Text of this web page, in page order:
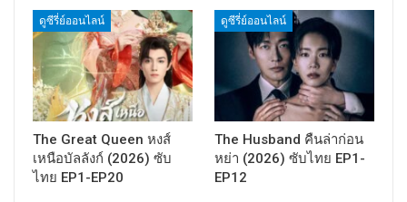
ดูซีรี่ย์ออนไลน์
The Great Queen หงส์
เหนือบัลลังก์ (2026) ซับ
ไทย EP1-EP20
ดูซีรี่ย์ออนไลน์
The Husband คืนล่าก่อน
หย่า (2026) ซับไทย EP1-
EP12